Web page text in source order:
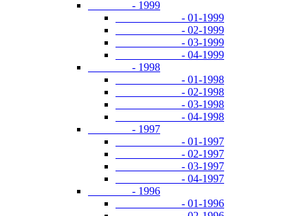
- 1999
- 01-1999
- 02-1999
- 03-1999
- 04-1999
- 1998
- 01-1998
- 02-1998
- 03-1998
- 04-1998
- 1997
- 01-1997
- 02-1997
- 03-1997
- 04-1997
- 1996
- 01-1996